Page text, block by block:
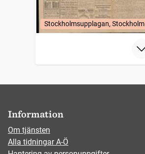
Stockholmsupplagan, Stockholm
Information
Om tjänsten
Alla tidningar A-Ö